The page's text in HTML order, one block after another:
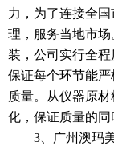
力，为了连接全
理，服务当地市
装，公司实行全程
保证每个环节能
质量。从仪器原
化，保证质量的同
3、广州澳玛